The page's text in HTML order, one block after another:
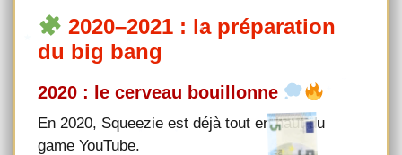
2020–2021 : la préparation
du big bang
2020 : le cerveau bouillonne
En 2020, Squeezie est déjà tout en haut du
game YouTube.